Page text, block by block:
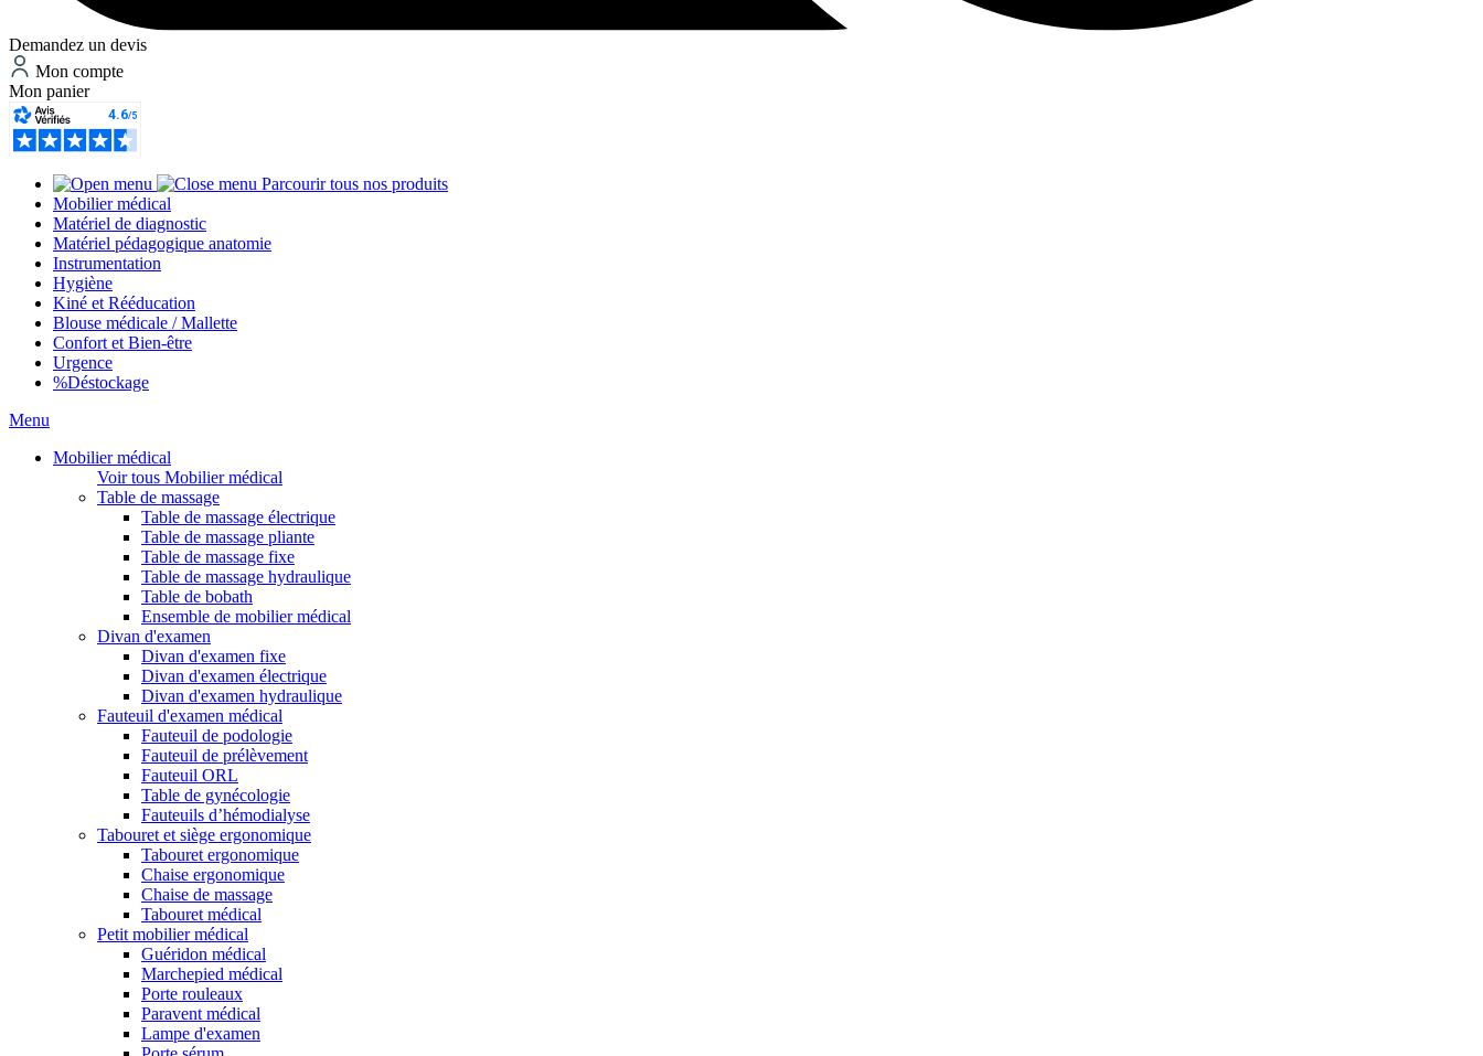
Demandez un devis
Mon compte
Mon panier
Parcourir tous nos produits
Mobilier médical
Matériel de diagnostic
Matériel pédagogique anatomie
Instrumentation
Hygiène
Kiné et Rééducation
Blouse médicale / Mallette
Confort et Bien-être
Urgence
%Déstockage
Menu
Mobilier médical
Voir tous Mobilier médical
Table de massage
Table de massage électrique
Table de massage pliante
Table de massage fixe
Table de massage hydraulique
Table de bobath
Ensemble de mobilier médical
Divan d'examen
Divan d'examen fixe
Divan d'examen électrique
Divan d'examen hydraulique
Fauteuil d'examen médical
Fauteuil de podologie
Fauteuil de prélèvement
Fauteuil ORL
Table de gynécologie
Fauteuils d’hémodialyse
Tabouret et siège ergonomique
Tabouret ergonomique
Chaise ergonomique
Chaise de massage
Tabouret médical
Petit mobilier médical
Guéridon médical
Marchepied médical
Porte rouleaux
Paravent médical
Lampe d'examen